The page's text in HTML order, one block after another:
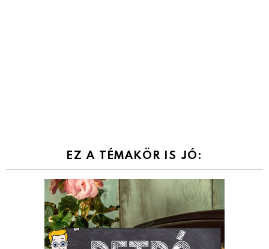
EZ A TÉMAKÖR IS JÓ: